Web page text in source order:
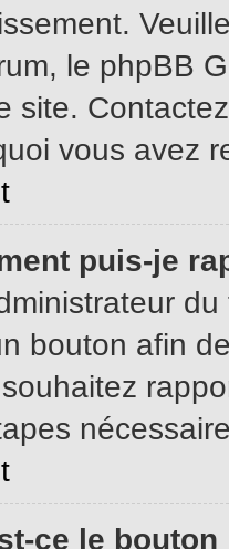
le phpBB
site.
vous avez
puis-je
bouton afin
ce le